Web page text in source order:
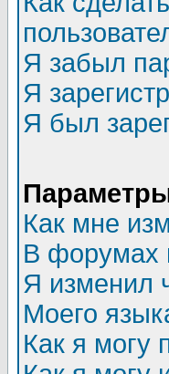
Я забыл
Я
Я был
Как мне
В форумах
Я изменил
Моего
Как я могу